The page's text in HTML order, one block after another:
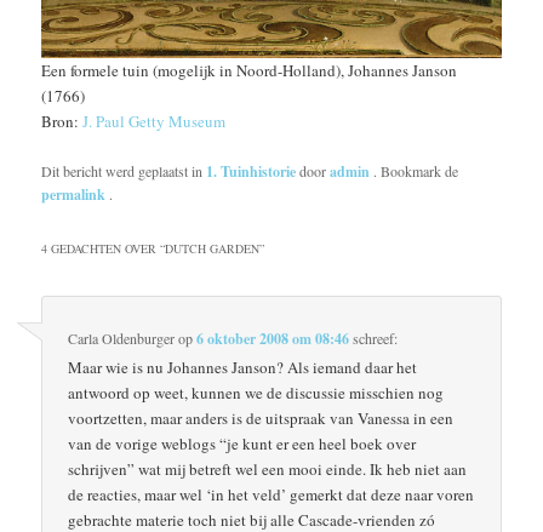
Een formele tuin (mogelijk in Noord-Holland), Johannes Janson
(1766)
Bron:J. Paul Getty Museum
Dit bericht werd geplaatst in 1. Tuinhistoriedooradmin . Bookmark de
permalink .
4 GEDACHTEN OVER “DUTCH GARDEN”
Carla Oldenburgerop6 oktober 2008 om 08:46schreef:
Maar wie is nu Johannes Janson? Als iemand daar het
antwoord op weet, kunnen we de discussie misschien nog
voortzetten, maar anders is de uitspraak van Vanessa in een
van de vorige weblogs “je kunt er een heel boek over
schrijven” wat mij betreft wel een mooi einde. Ik heb niet aan
de reacties, maar wel ‘in het veld’ gemerkt dat deze naar voren
gebrachte materie toch niet bij alle Cascade-vrienden zó